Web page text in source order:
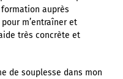
formation auprès
m’entraîner et
très concrète et
de souplesse dans mon